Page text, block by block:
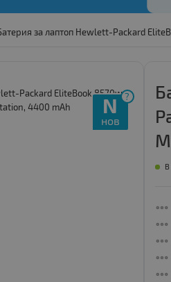
за лаптоп Hewlett-Packard
?
N
нов